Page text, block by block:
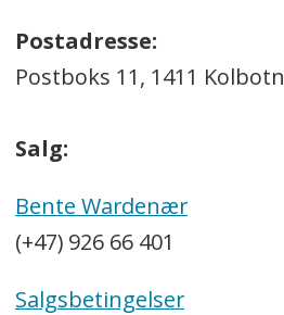
Postadresse:
Postboks 11, 1411 Kolbotn
Salg:
Bente Wardenær
(+47) 926 66 401
Salgsbetingelser